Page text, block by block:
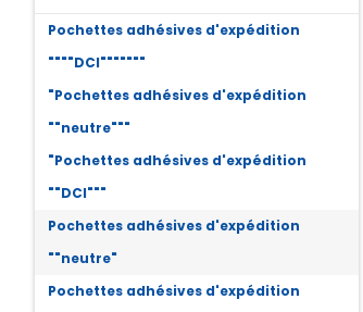
Pochettes adhésives d'expédition
""""DCI"""""""
"Pochettes adhésives d'expédition
""neutre"""
"Pochettes adhésives d'expédition
""DCI"""
Pochettes adhésives d'expédition
""neutre"
Pochettes adhésives d'expédition